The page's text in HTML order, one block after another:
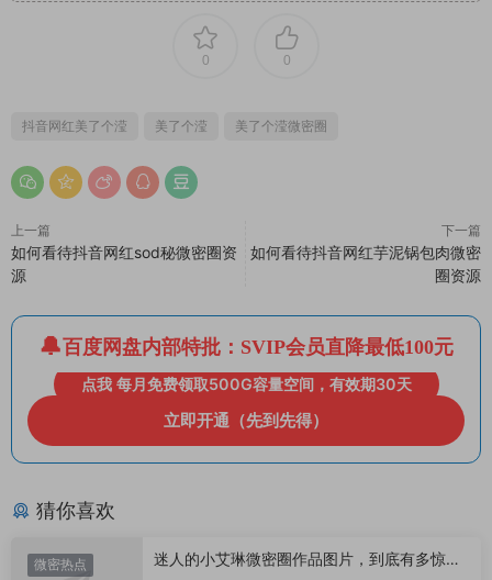
0 0
抖音网红美了个滢 美了个滢 美了个滢微密圈
上一篇
如何看待抖音网红sod秘微密圈资
源
下一篇
如何看待抖音网红芋泥锅包肉微密
圈资源
百度网盘内部特批：SVIP会员直降最低100元
点我 每月免费领取500G容量空间，有效期30天
立即开通（先到先得）
猜你喜欢
微密热点
迷人的小艾琳微密圈作品图片，到底有多惊